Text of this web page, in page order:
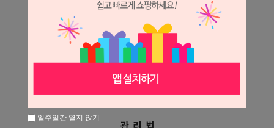
일주일간 열지 않기